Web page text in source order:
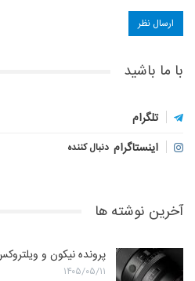
با ما باشید
تلگرام
اینستاگرام دنبال کننده
آخرین نوشته ها
پرونده نیکون و
۱۴۰۵/۰۵/۱۱